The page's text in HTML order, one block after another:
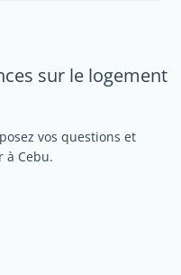
sur le logement
vos questions et
à Cebu.